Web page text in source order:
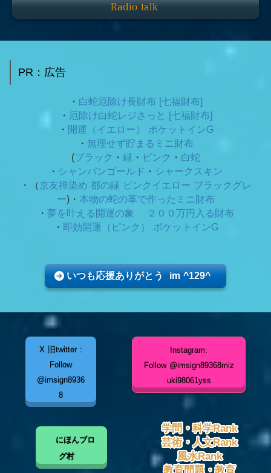
Radio talk
PR：広告
・ 白蛇厄除け長財布 [七福財布]
・ 厄除け白蛇レジさっと [七福財布]
・ 開運（イエロー） ポケットインG
・ 無理せず貯まるミニ財布
(ブラック ・ 緑 ・ ピンク ・ 白蛇
・ シャンパンゴールド ・ シャークスキン
・（京友禅染め 都の緑 ピンクイエロー ブラックグレ
ー)・ 本物の蛇の革で作ったミニ財布
・ 夢を叶える開運の象 ２００万円入る財布
・ 即効開運（ピンク） ポケットインG
いつも応援ありがとう im ^129^
X 旧twitter :
Follow
@imsign8936
8
Instagram:
Follow @imsign89368miz
uki98061yss
にほんブロ
グ村
学問・科学Rank
芸術・人文Rank
風水Rank
教育問題・教育